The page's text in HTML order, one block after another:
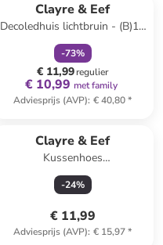
Clayre & Eef
Decoledhuis lichtbruin - (B)13
x (H)20 x (D)13 cm
-73%
€ 11,99regulier
€ 10,99 met family
Adviesprijs (AVP): € 40,80*
Clayre & Eef
Kussenhoes
wit/groen/lichtblauw - (L)45 x
(B)45 cm
-24%
€ 11,99
Adviesprijs (AVP): € 15,97*